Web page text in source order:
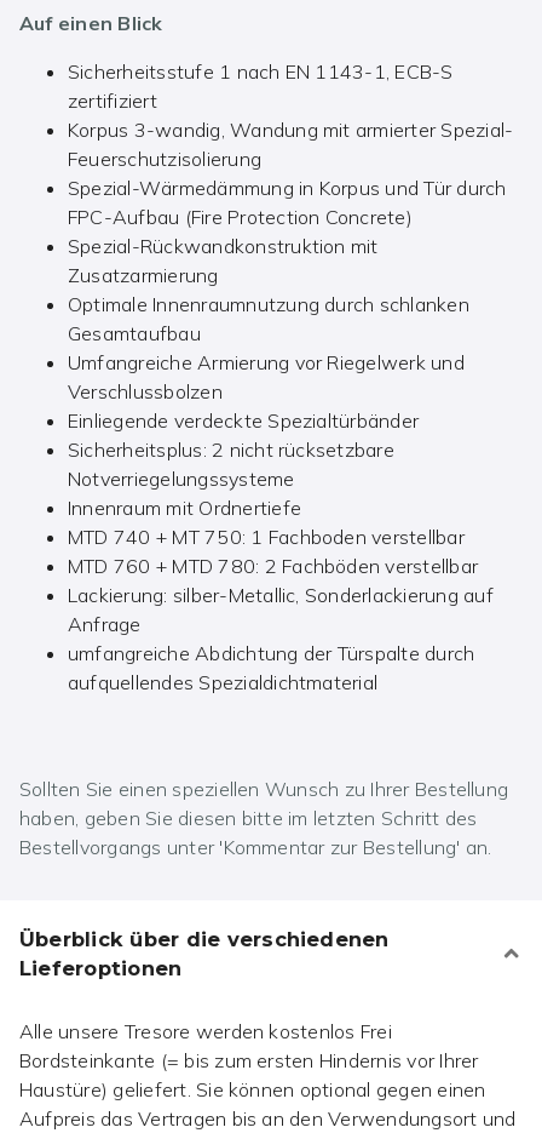
Auf einen Blick
Sicherheitsstufe 1 nach EN 1143-1, ECB-S
zertifiziert
Korpus 3-wandig, Wandung mit armierter Spezial-
Feuerschutzisolierung
Spezial-Wärmedämmung in Korpus und Tür durch
FPC-Aufbau (Fire Protection Concrete)
Spezial-Rückwandkonstruktion mit
Zusatzarmierung
Optimale Innenraumnutzung durch schlanken
Gesamtaufbau
Umfangreiche Armierung vor Riegelwerk und
Verschlussbolzen
Einliegende verdeckte Spezialtürbänder
Sicherheitsplus: 2 nicht rücksetzbare
Notverriegelungssysteme
Innenraum mit Ordnertiefe
MTD 740 + MT 750: 1 Fachboden verstellbar
MTD 760 + MTD 780: 2 Fachböden verstellbar
Lackierung: silber-Metallic, Sonderlackierung auf
Anfrage
umfangreiche Abdichtung der Türspalte durch
aufquellendes Spezialdichtmaterial
Sollten Sie einen speziellen Wunsch zu Ihrer Bestellung
haben, geben Sie diesen bitte im letzten Schritt des
Bestellvorgangs unter 'Kommentar zur Bestellung' an.
Überblick über die verschiedenen
Lieferoptionen
Alle unsere Tresore werden kostenlos Frei
Bordsteinkante (= bis zum ersten Hindernis vor Ihrer
Haustüre) geliefert. Sie können optional gegen einen
Aufpreis das Vertragen bis an den Verwendungsort und